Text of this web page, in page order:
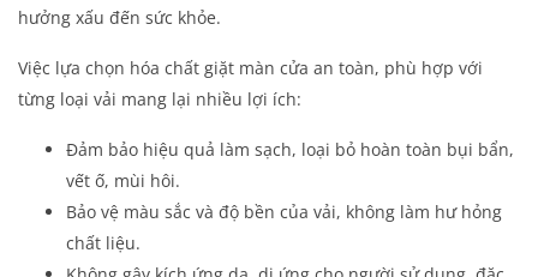
hưởng xấu đến sức khỏe.
Việc lựa chọn hóa chất giặt màn cửa an toàn, phù hợp với
từng loại vải mang lại nhiều lợi ích:
Đảm bảo hiệu quả làm sạch, loại bỏ hoàn toàn bụi bẩn,
vết ố, mùi hôi.
Bảo vệ màu sắc và độ bền của vải, không làm hư hỏng
chất liệu.